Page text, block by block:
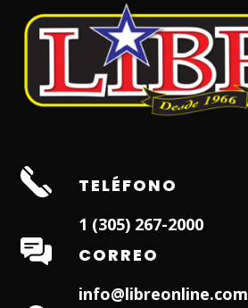
TELÉFONO
1 (305) 267-2000
CORREO
info@libreonline.com